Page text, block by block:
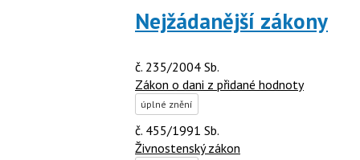
Nejžádanější zákony
č. 235/2004 Sb.
Zákon o dani z přidané hodnoty
úplné znění
č. 455/1991 Sb.
Živnostenský zákon